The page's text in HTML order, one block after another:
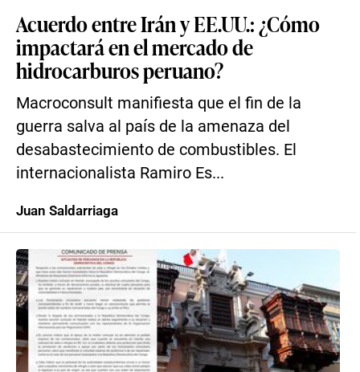
Acuerdo entre Irán y EE.UU.: ¿Cómo
impactará en el mercado de
hidrocarburos peruano?
Macroconsult manifiesta que el fin de la
guerra salva al país de la amenaza del
desabastecimiento de combustibles. El
internacionalista Ramiro Es...
Juan Saldarriaga